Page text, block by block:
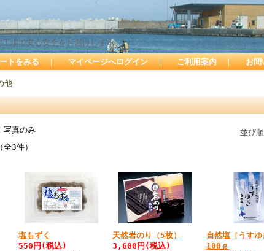
場で安心安全をお届けします
トをみる ｜ マイページへログイン ｜ ご利用案内 ｜ お問
他
並び
真のみ
3件）
塩もずく
550円(税込)
天然岩のり（5枚）
3,600円(税込)
自然塩［うすゆ
100ｇ